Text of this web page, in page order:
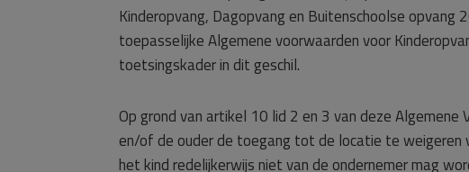
Kinderopvang, Dagopvang en Buitenschoolse
toepasselijke Algemene voorwaarden voor
toetsingskader in dit geschil.
Op grond van artikel 10 lid 2 en 3 van deze
en/of de ouder de toegang tot de locatie te weigeren
het kind redelijkerwijs niet van de ondernemer mag